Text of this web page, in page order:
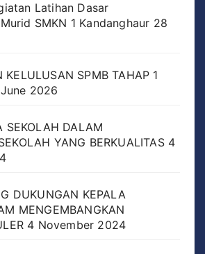
Latihan Dasar
SMKN 1 Kandanghaur 28
KELULUSAN SPMB TAHAP 1
2026
SEKOLAH DALAM
YANG BERKUALITAS 4
DUKUNGAN KEPALA
MENGEMBANGKAN
4 November 2024